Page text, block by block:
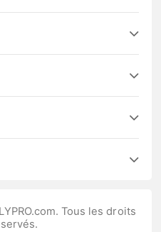
Tous les droits